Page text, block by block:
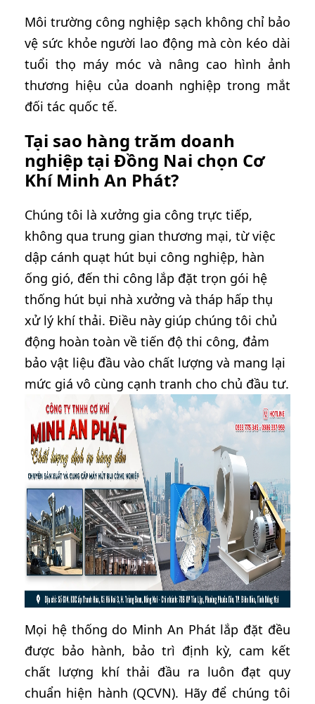
Môi trường công nghiệp sạch không chỉ bảo
vệ sức khỏe người lao động mà còn kéo dài
tuổi thọ máy móc và nâng cao hình ảnh
thương hiệu của doanh nghiệp trong mắt
đối tác quốc tế.
Tại sao hàng trăm doanh
nghiệp tại Đồng Nai chọn Cơ
Khí Minh An Phát?
Chúng tôi là xưởng gia công trực tiếp,
không qua trung gian thương mại, từ việc
dập cánh quạt hút bụi công nghiệp, hàn
ống gió, đến thi công lắp đặt trọn gói hệ
thống hút bụi nhà xưởng và tháp hấp thụ
xử lý khí thải. Điều này giúp chúng tôi chủ
động hoàn toàn về tiến độ thi công, đảm
bảo vật liệu đầu vào chất lượng và mang lại
mức giá vô cùng cạnh tranh cho chủ đầu tư.
Mọi hệ thống do Minh An Phát lắp đặt đều
được bảo hành, bảo trì định kỳ, cam kết
chất lượng khí thải đầu ra luôn đạt quy
chuẩn hiện hành (QCVN). Hãy để chúng tôi